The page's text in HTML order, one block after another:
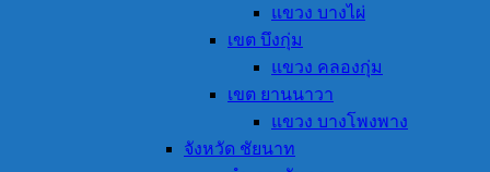
แขวง บางไผ่
เขต บึงกุ่ม
แขวง คลองกุ่ม
เขต ยานนาวา
แขวง บางโพงพาง
จังหวัด ชัยนาท